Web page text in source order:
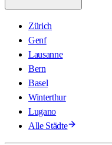
Zürich
Genf
Lausanne
Bern
Basel
Winterthur
Lugano
Alle Städte